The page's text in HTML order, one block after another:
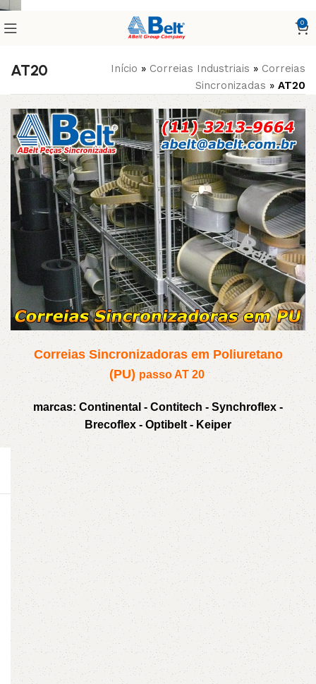
0
AT20 Início » Correias Industriais » Correias
Sincronizadas » AT20
Correias Sincronizadoras em Poliuretano
(PU)passo AT 20
marcas: Continental - Contitech - Synchroflex -
Brecoflex - Optibelt - Keiper